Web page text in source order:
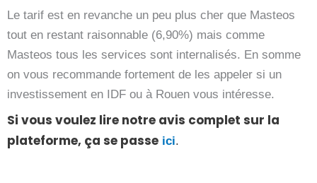
Le tarif est en revanche un peu plus cher que Masteos
tout en restant raisonnable (6,90%) mais comme
Masteos tous les services sont internalisés. En somme
on vous recommande fortement de les appeler si un
investissement en IDF ou à Rouen vous intéresse.
Si vous voulez lire notre avis complet sur la
plateforme, ça se passe ici.